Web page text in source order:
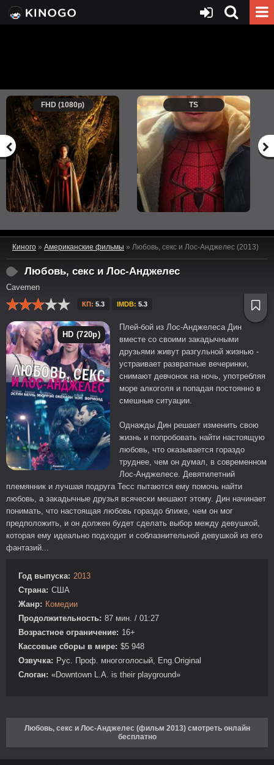
FHD (1080p) TS
Киного » Американские фильмы » Любовь, секс и Лос-Анджелес (2013)
Любовь, секс и Лос-Анджелес
Cavemen
КП: 5.3 IMDB: 5.3
HD (720p)
Плей-бой из Лос-Анджелеса Дин
вместе со своими закадычными
друзьями живут разгульной жизнью -
устраивает развратные вечеринки,
снимают девчонок на ночь, употребляя
море алкоголя и попадая постоянно в
смешные ситуации.
Однажды Дин решает изменить свою
жизнь и попробовать найти настоящую
любовь, что оказывается гораздо
труднее, чем он думал, в современном
Лос-Анджелесе. Девятилетний
племянник и лучшая подруга Тесс пытаются ему помочь найти
любовь, а закадычные друзья всячески мешают этому. Дин начинает
понимать, что настоящая любовь гораздо ближе, чем он мог
предположить, и он должен будет сделать выбор между девушкой,
которая ему идеально подходит и соблазнительной девушкой из его
фантазий...
Год выпуска: 2013
Страна: США
Жанр: Комедии
Продолжительность: 87 мин. / 01:27
Возрастное ограничение: 16+
Кассовые сборы в мире: $5 948
Озвучка: Рус. Проф. многоголосый, Eng.Original
Слоган: «Downtown L.A. is their playground»
Любовь, секс и Лос-Анджелес (фильм 2013) смотреть онлайн
бесплатно